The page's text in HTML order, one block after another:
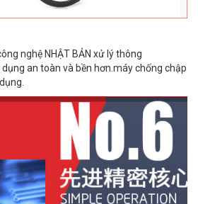
nghệ NHẬT BẢN xử lý thông
an toàn và bền hơn.máy chống chập